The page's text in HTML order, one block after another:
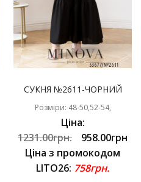
СУКНЯ №2611-ЧОРНИЙ
Розміри: 48-50,52-54,
Ціна:
1231.00грн.
958.00грн
Ціна з промокодом
LITO26: 758грн.